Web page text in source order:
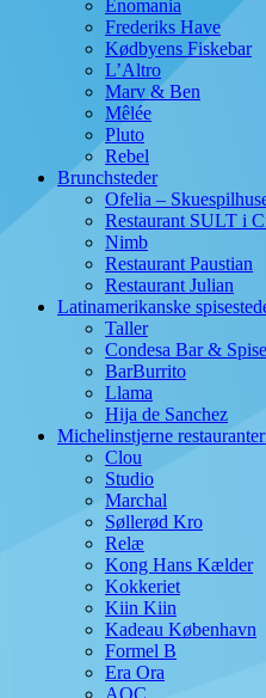
Enomania
Frederiks Have
Kødbyens Fiskebar
L’Altro
Marv & Ben
Mêlée
Pluto
Rebel
Brunchsteder
Ofelia –
Restaurant SULT i
Nimb
Restaurant Paustian
Restaurant Julian
Latinamerikanske
Taller
Condesa Bar &
BarBurrito
Llama
Hija de Sanchez
Michelinstjerne
Clou
Studio
Marchal
Søllerød Kro
Relæ
Kong Hans Kælder
Kokkeriet
Kiin Kiin
Kadeau København
Formel B
Era Ora
AOC